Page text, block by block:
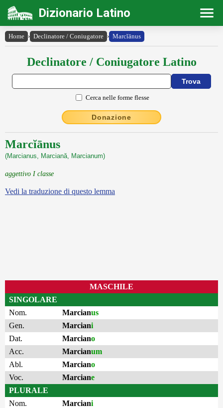
Dizionario Latino
Home › Declinatore / Coniugatore › Marcĭānus
Declinatore / Coniugatore Latino
Cerca nelle forme flesse
Donazione
Marcĭānus
(Marcianus, Marciană, Marcianum)
aggettivo I classe
Vedi la traduzione di questo lemma
MASCHILE
SINGOLARE
Nom.
Marcianus
Gen.
Marciani
Dat.
Marciano
Acc.
Marcianum
Abl.
Marciano
Voc.
Marciane
PLURALE
Nom.
Marciani